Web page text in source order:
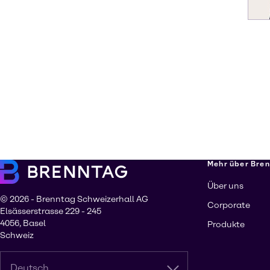
© 2026 - Brenntag Schweizerhall AG
Elsässerstrasse 229 - 245
4056, Basel
Schweiz
Mehr über
Über uns
Corporate
Produkte